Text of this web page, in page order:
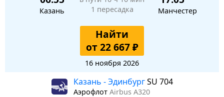
Казань
1 пересадка
Манчестер
Найти
от 22 667 ₽
16 ноября 2026
Казань - ЭдинбургSU 704
Аэрофлот Airbus A320